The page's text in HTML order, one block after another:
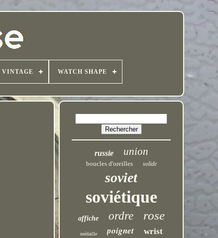
VINTAGE WATCH SHAPE
russie union
boucles d'oreilles solide
soviet
soviétique
affiche ordre rose
médaille poignet wrist